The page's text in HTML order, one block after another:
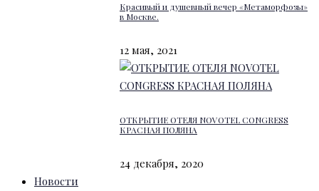
Красивый и душевный вечер «Метаморфозы»
в Москве.
12 мая, 2021
ОТКРЫТИЕ ОТЕЛЯ NOVOTEL CONGRESS
КРАСНАЯ ПОЛЯНА
24 декабря, 2020
Новости